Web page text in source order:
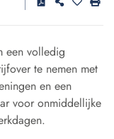
een volledig
over te nemen met
en een
voor onmiddellijke
.